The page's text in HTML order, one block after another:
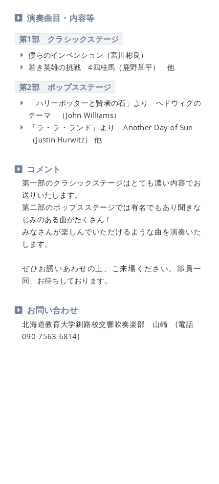
演奏曲目・内容等
第1部 クラシックステージ
僕らのインベンション（宮川彬良）
若き英雄の挑戦 4四桂馬（鹿野草平） 他
第2部 ポップスステージ
「ハリーポッターと賢者の石」より ヘドウィグの
テーマ （John Williams）
「ラ・ラ・ランド」より Another Day of Sun
（Justin Hurwitz） 他
コメント
第一部のクラシックステージはとても濃い内容でお
送りいたします。
第二部のポップスステージでは有名でもあり聞きな
じみのある曲がたくさん！
みなさんが楽しんでいただけるような曲を演奏いた
します。
ぜひお誘いあわせの上、ご来場ください。部員一
同、お待ちしております。
お問い合わせ
北海道教育大学釧路校交響吹奏楽部 山崎 (電話
090-7563-6814)